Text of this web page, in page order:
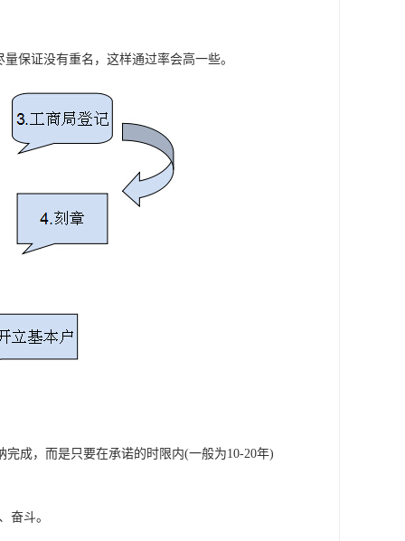
保证没有重名，这样通过率会高一些。
成，而是只要在承诺的时限内(一般为10-20年)
奋斗。